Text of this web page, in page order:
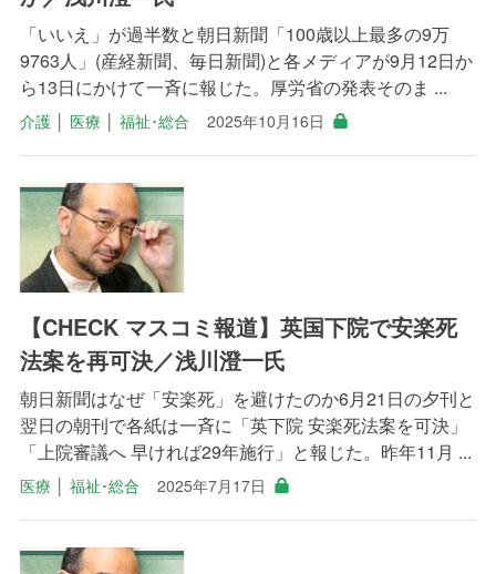
「いいえ」が過半数と朝日新聞「100歳以上最多の9万
9763人」(産経新聞、毎日新聞)と各メディアが9月12日か
ら13日にかけて一斉に報じた。厚労省の発表そのま ...
介護│ 医療 │ 福祉･総合 2025年10月16日
【CHECK マスコミ報道】英国下院で安楽死
法案を再可決／浅川澄一氏
朝日新聞はなぜ「安楽死」を避けたのか6月21日の夕刊と
翌日の朝刊で各紙は一斉に「英下院 安楽死法案を可決」
「上院審議へ 早ければ29年施行」と報じた。昨年11月 ...
医療 │ 福祉･総合 2025年7月17日